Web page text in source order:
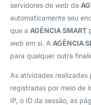
servidores de webda
automaticamente seu
que a AGÊNCIA SMART
webem si. A AGÊNCIA
para qualquer outra
As atividades
registradas por meio de
IP, o ID da sessão, as